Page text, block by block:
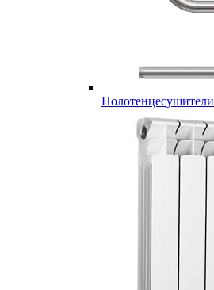
Полотенцесушители